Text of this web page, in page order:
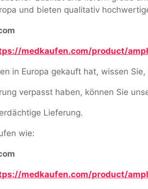
und bieten qualitativ
medkaufen.com/product/
in Europa gekauft hat, wissen
verpasst haben, können Sie
Lieferung.
wie:
medkaufen.com/product/